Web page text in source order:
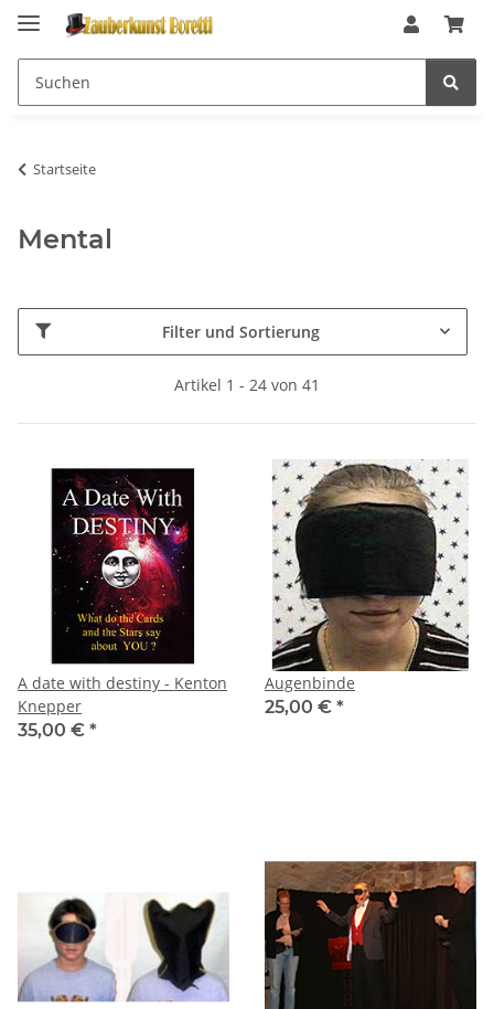
Startseite
Mental
Filter und Sortierung
Artikel 1 - 24 von 41
A date with destiny - Kenton
Knepper
35,00 € *
Augenbinde
25,00 € *